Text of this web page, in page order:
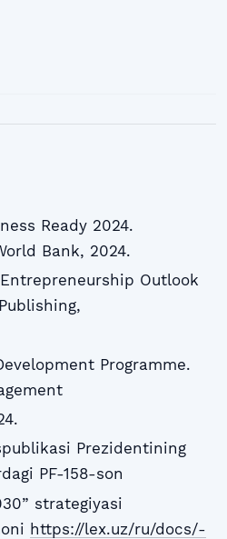
Ready 2024.
Bank, 2024.
Outlook
Programme.
Prezidentining
PF-158-son
strategiyasi
https://lex.uz/ru/docs/-